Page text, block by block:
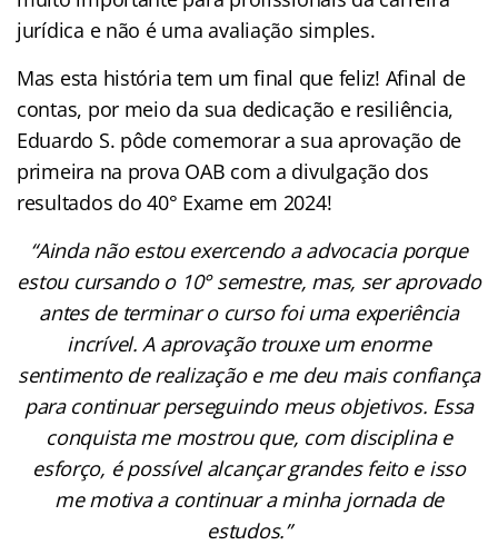
jurídica e não é uma avaliação simples.
Mas esta história tem um final que feliz! Afinal de
contas, por meio da sua dedicação e resiliência,
Eduardo S. pôde comemorar a sua aprovação de
primeira na prova OAB com a divulgação dos
resultados do 40° Exame em 2024!
“Ainda não estou exercendo a advocacia porque
estou cursando o 10° semestre, mas, ser aprovado
antes de terminar o curso foi uma experiência
incrível. A aprovação trouxe um enorme
sentimento de realização e me deu mais confiança
para continuar perseguindo meus objetivos. Essa
conquista me mostrou que, com disciplina e
esforço, é possível alcançar grandes feito e isso
me motiva a continuar a minha jornada de
estudos.”